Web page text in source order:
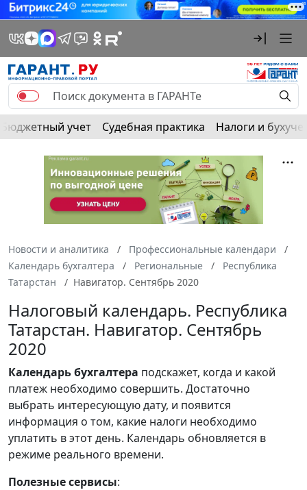
Бюджетный учет Судебная практика Налоги и
Новости и аналитика
Профессиональные календари
Календарь бухгалтера
Региональные
Республика
Татарстан
Навигатор. Сентябрь 2020
Налоговый календарь. Республика
Татарстан. Навигатор. Сентябрь
2020
Календарьбухгалтера подскажет, когда и какой
платеж необходимо совершить. Достаточно
выбрать интересующую дату, и появится
информация о том, какие налоги необходимо
уплатить в этот день. Календарь обновляется в
режиме реального времени.
Полезные сервисы: